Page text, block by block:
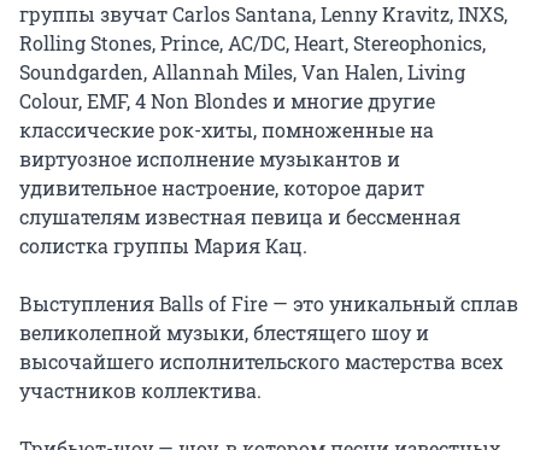
группы звучат Carlos Santana, Lenny Kravitz, INXS,
Rolling Stones, Prince, AC/DC, Heart, Stereophonics,
Soundgarden, Allannah Miles, Van Halen, Living
Colour, EMF, 4 Non Blondes и многие другие
классические рок-хиты, помноженные на
виртуозное исполнение музыкантов и
удивительное настроение, которое дарит
слушателям известная певица и бессменная
солистка группы Мария Кац.
Выступления Balls of Fire — это уникальный сплав
великолепной музыки, блестящего шоу и
высочайшего исполнительского мастерства всех
участников коллектива.